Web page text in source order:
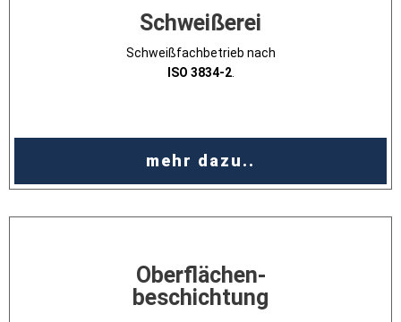
Schweißerei
Schweißfachbetrieb nach
ISO 3834-2.
mehr dazu..
Oberflächen-
beschichtung